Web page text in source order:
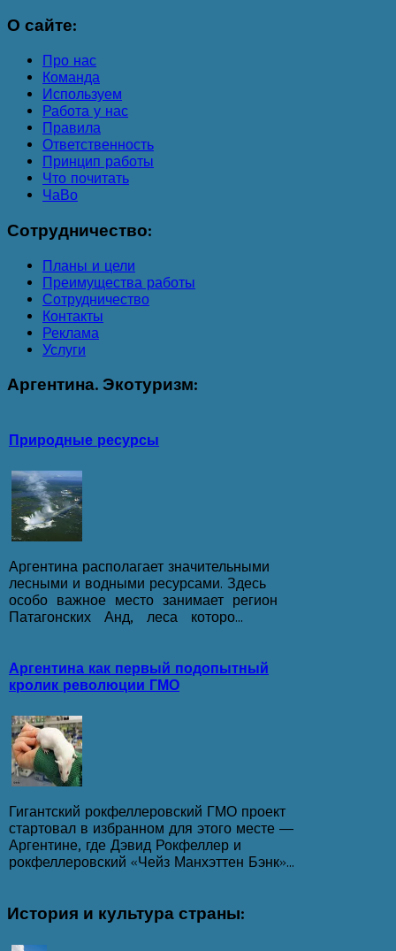
О сайте:
Про нас
Команда
Используем
Работа у нас
Правила
Ответственность
Принцип работы
Что почитать
ЧаВо
Сотрудничество:
Планы и цели
Преимущества работы
Сотрудничество
Контакты
Реклама
Услуги
Аргентина. Экотуризм:
Природные ресурсы
Аргентина располагает значительными
лесными и водными ресурсами. Здесь
особо важное место занимает регион
Патагонских Анд, леса которо...
Аргентина как первый подопытный
кролик революции ГМО
Гигантский рокфеллеровский ГМО проект
стартовал в избранном для этого месте ―
Аргентине, где Дэвид Рокфеллер и
рокфеллеровский «Чейз Манхэттен Бэнк»...
История и культура страны: